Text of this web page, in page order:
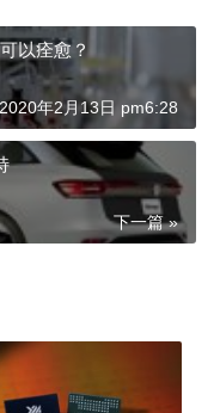
以痊愈？
2020年2月13日 pm6:28
下一篇 »